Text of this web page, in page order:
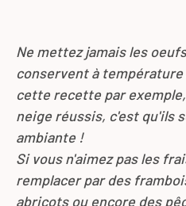
Ne mettez jamais les
conservent à
cette recette par
neige réussis, c'est qu'ils
ambiante !
Si vous n'aimez pas les
remplacer par des
abricots ou encore des